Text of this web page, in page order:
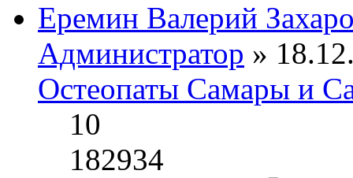
Еремин Валерий
Администратор »
Остеопаты Самары и
10
182934